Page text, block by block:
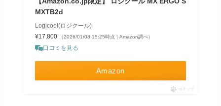
MXTB2d
Logicool(ロジクール)
¥17,800
（2026/01/08 15:25時点 | Amazon調べ）
口コミを見る
Amazon
ポチップ